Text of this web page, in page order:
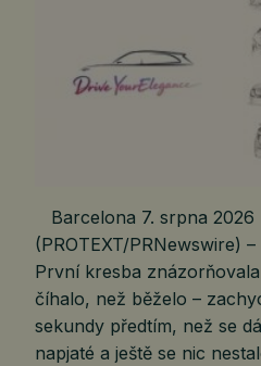
Barcelona 7. srpna 2026
(PROTEXT/PRNewswire)
První kresba
číhalo, než běželo –
sekundy předtím, než se
napjaté a ještě se nic